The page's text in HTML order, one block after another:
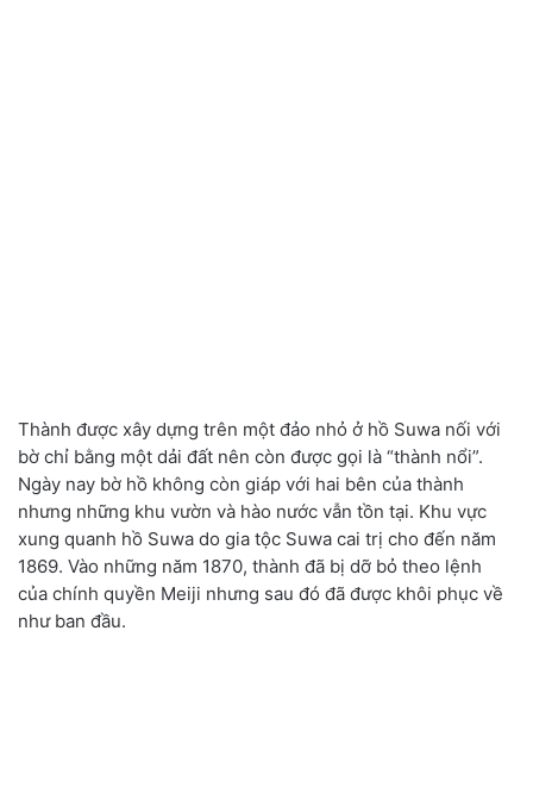
Thành được xây dựng trên một đảo nhỏ ở hồ Suwa nối với
bờ chỉ bằng một dải đất nên còn được gọi là “thành nổi”.
Ngày nay bờ hồ không còn giáp với hai bên của thành
nhưng những khu vườn và hào nước vẫn tồn tại. Khu vực
xung quanh hồ Suwa do gia tộc Suwa cai trị cho đến năm
1869. Vào những năm 1870, thành đã bị dỡ bỏ theo lệnh
của chính quyền Meiji nhưng sau đó đã được khôi phục về
như ban đầu.